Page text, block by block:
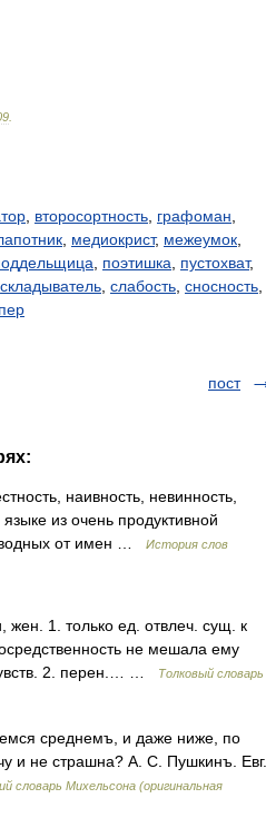
второсортность графоман
медиокрист, межеумок
поэтишка пустохват,
складыватель слабость сносность
пост
наивность, невинность,
из очень продуктивной
от имен …
История слов
1. только ед. отвлеч. сущ. к
не мешала ему
2. перен.… …
Толковый словарь
среднемъ, и даже ниже, по
и не страшна? А. С. Пушкинъ. Евг.
словарь Михельсона (оригинальная